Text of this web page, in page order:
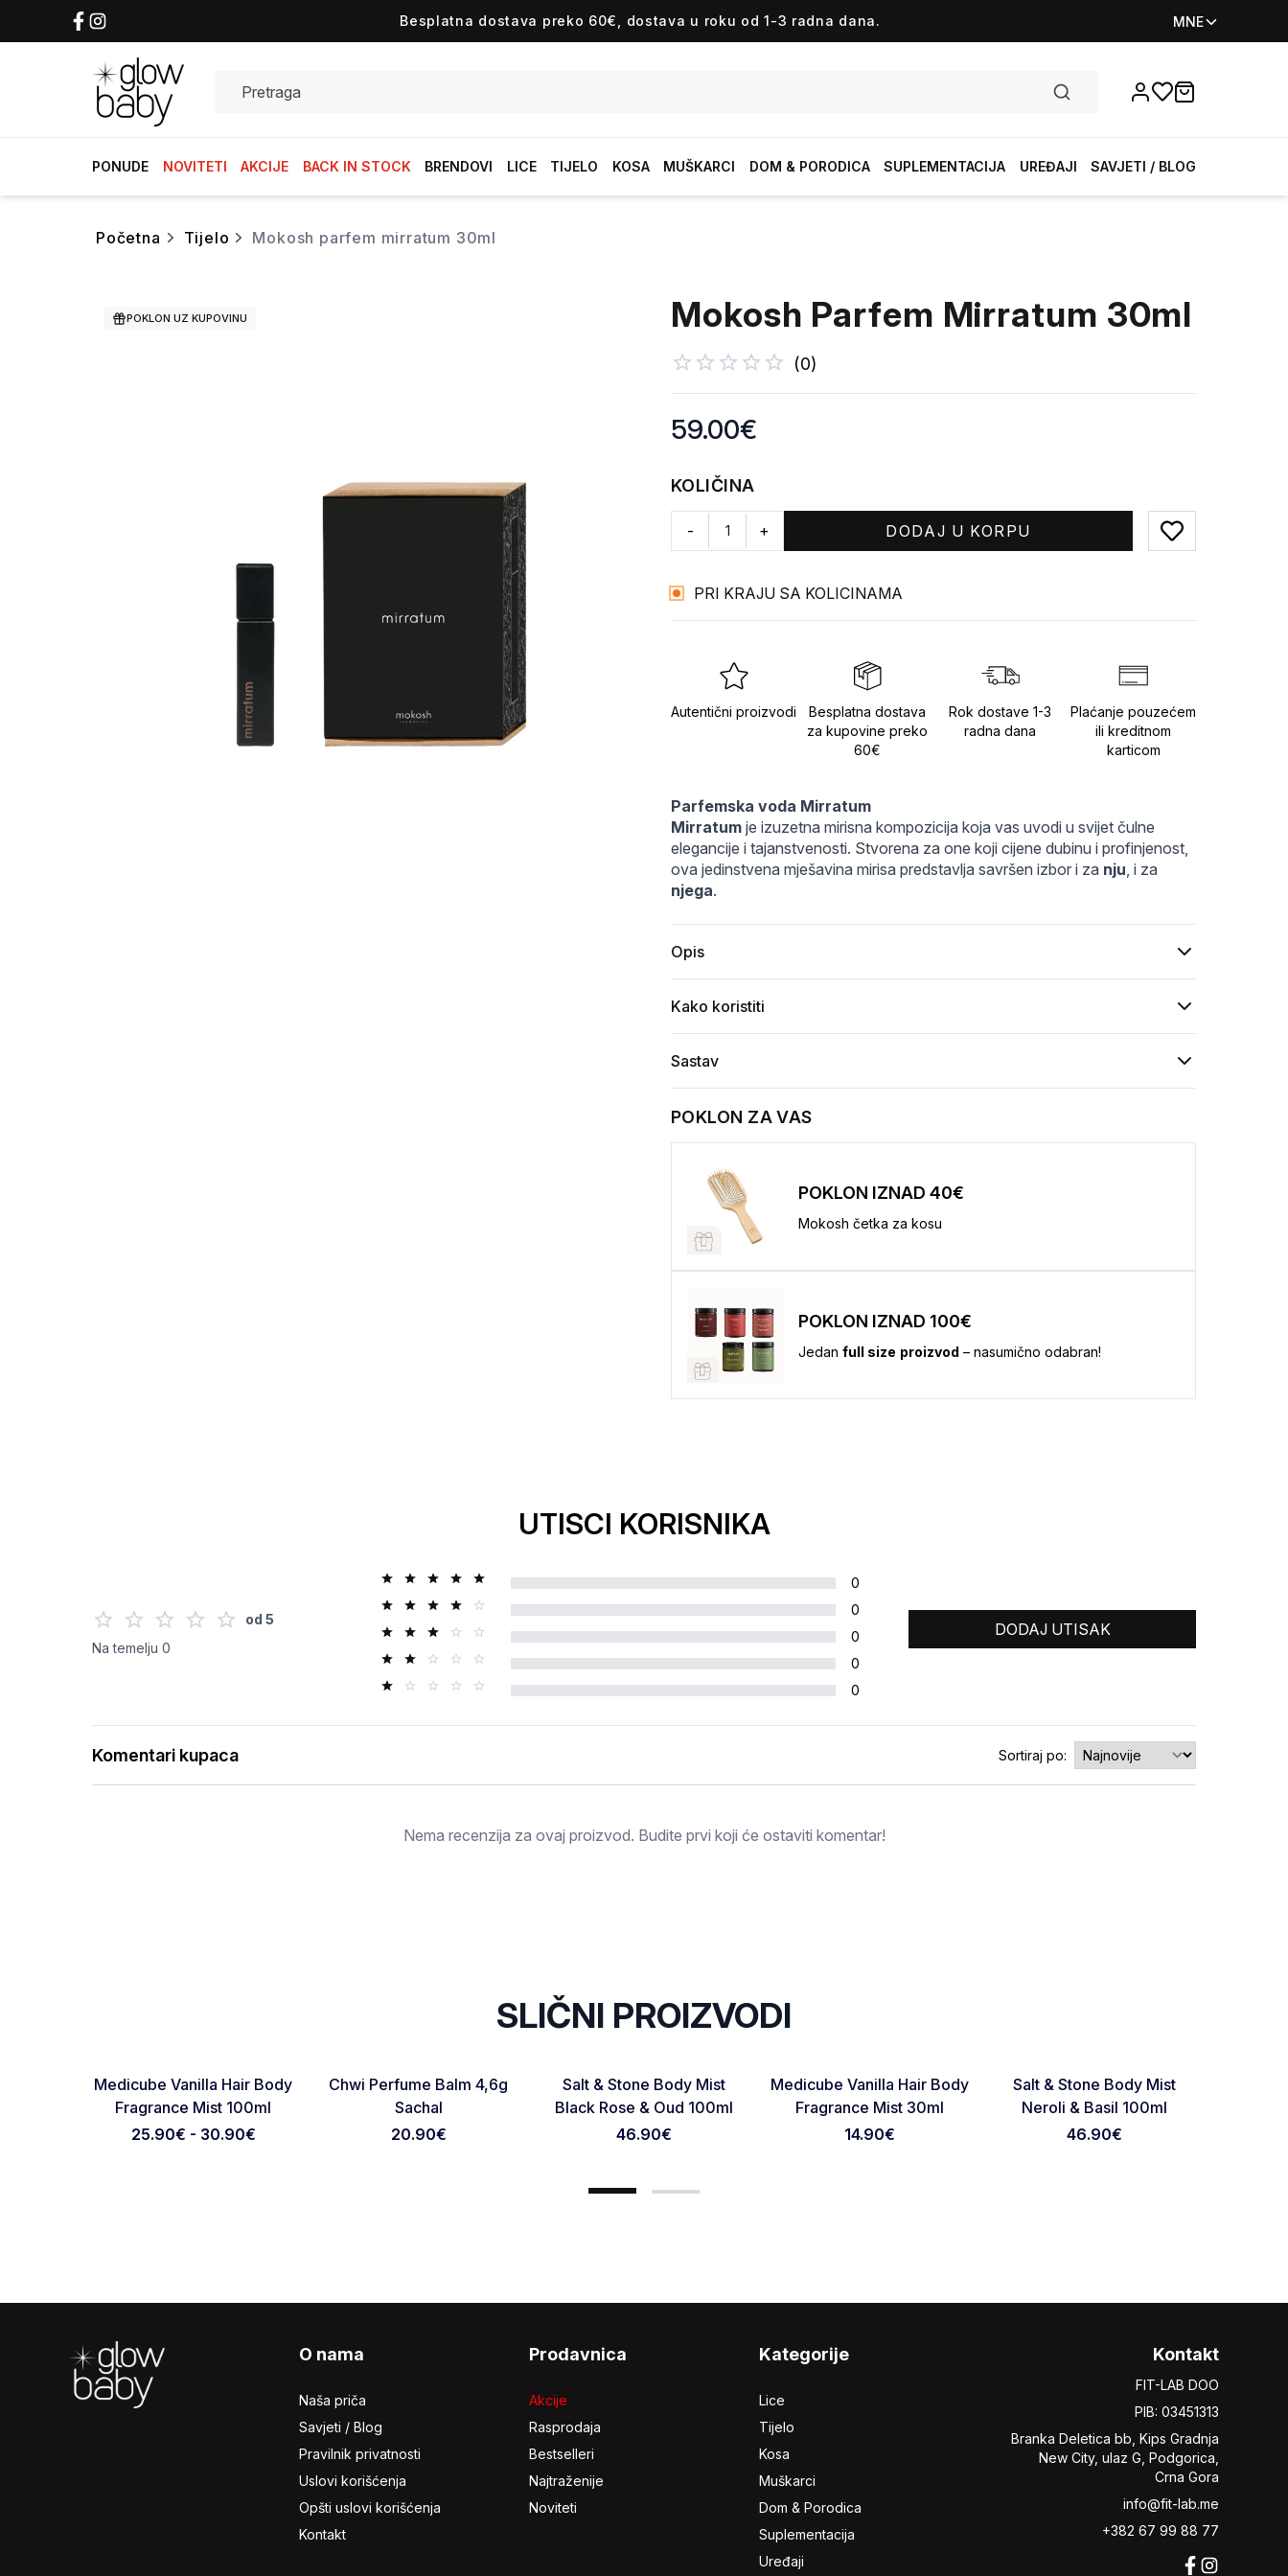
Besplatna dostava preko 60€, dostava u roku od 1-3 radna dana. MNE
Favorites
items in cart,
PONUDE NOVITETI AKCIJE BACK IN STOCK BRENDOVI LICE TIJELO KOSA MUŠKARCI DOM & PORODICA SUPLEMENTACIJA UREĐAJI SAVJETI / BLOG
početna tijelo mokosh parfem mirratum 30ml
POKLON UZ KUPOVINU Mokosh Parfem Mirratum 30ml
(0)
Product information
59.00€
KOLIČINA
- + DODAJ U KORPU
Add to favorites
PRI KRAJU SA KOLICINAMA
Autentični proizvodi
Besplatna dostava
za kupovine preko
60€
Rok dostave 1-3
radna dana
Plaćanje pouzećem
ili kreditnom
karticom
Parfemska voda Mirratum
Mirratum je izuzetna mirisna kompozicija koja vas uvodi u svijet čulne
elegancije i tajanstvenosti. Stvorena za one koji cijene dubinu i profinjenost,
ova jedinstvena mješavina mirisa predstavlja savršen izbor i za nju
njega.
Opis
Kako koristiti
Sastav
POKLON ZA VAS
POKLON IZNAD 40€
Mokosh četka za kosu
POKLON IZNAD 100€
Jedan full size proizvod – nasumično odabran!
UTISCI KORISNIKA
od 5
Na temelju 0
0
0
0
0
0
DODAJ UTISAK
Ocjena
Otkaži pregled Pošaljite pregled
Komentari kupaca Sortiraj po:
Nema recenzija za ovaj proizvod. Budite prvi koji će ostaviti komentar!
SLIČNI PROIZVODI
Favorite
Medicube Vanilla Hair Body
Fragrance Mist 100ml
25.90€ - 30.90€
Favorite
Chwi Perfume Balm 4,6g
Sachal
20.90€
Favorite
Salt & Stone Body Mist
Black Rose & Oud 100ml
46.90€
Favorite
Medicube Vanilla Hair Body
Fragrance Mist 30ml
14.90€
Favorite
Salt & Stone Body Mist
Neroli & Basil 100ml
46.90€
O nama
Naša priča
Savjeti / Blog
Pravilnik privatnosti
Uslovi korišćenja
Opšti uslovi korišćenja
Kontakt
Prodavnica
Akcije
Rasprodaja
Bestselleri
Najtraženije
Noviteti
Kategorije
Lice
Tijelo
Kosa
Muškarci
Dom & Porodica
Suplementacija
Uređaji
Kontakt
FIT-LAB DOO
PIB: 03451313
Branka Deletica bb, Kips Gradnja
New City, ulaz G, Podgorica,
Crna Gora
info@fit-lab.me
+382 67 99 88 77